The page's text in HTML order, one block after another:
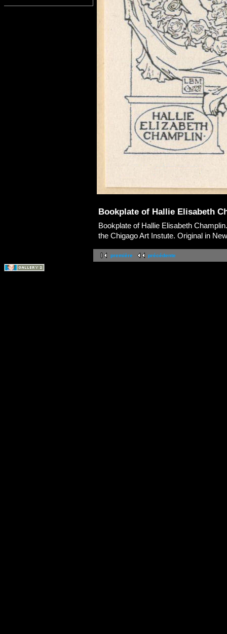
Bookplate of Hallie Elisabeth
Bookplate of Hallie Elisabeth
the Chigago Art Instute. Original in
première précédente